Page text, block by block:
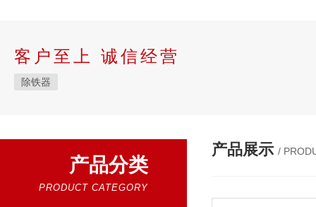
客户至上 诚信经营
除铁器
产品分类
PRODUCT CATEGORY
产品展示 /